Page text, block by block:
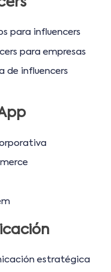
para influencers
para empresas
de influencers
estratégica